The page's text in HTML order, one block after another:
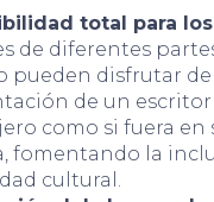
total para
de diferentes
pueden disfrutar de
de un escritor
como si fuera en
fomentando la
cultural.